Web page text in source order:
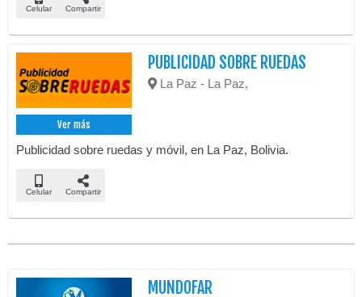
Celular Compartir
Ver más
PUBLICIDAD SOBRE RUEDAS
La Paz - La Paz,
Publicidad sobre ruedas y móvil, en La Paz, Bolivia.
Celular Compartir
MUNDOFAR